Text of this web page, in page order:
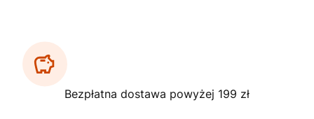
Bezpłatna dostawa powyżej 199 zł